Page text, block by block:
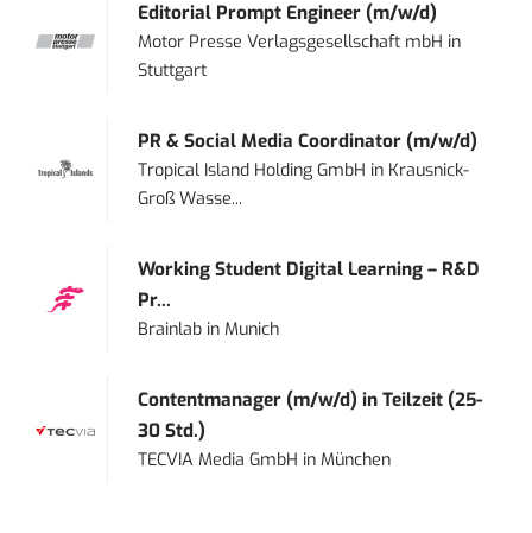
Editorial Prompt Engineer (m/w/d)
Motor Presse Verlagsgesellschaft mbH in
Stuttgart
PR & Social Media Coordinator (m/w/d)
Tropical Island Holding GmbH in Krausnick-
Groß Wasse...
Working Student Digital Learning – R&D
Pr...
Brainlab inMunich
Contentmanager (m/w/d) in Teilzeit (25-
30 Std.)
TECVIA Media GmbH inMünchen